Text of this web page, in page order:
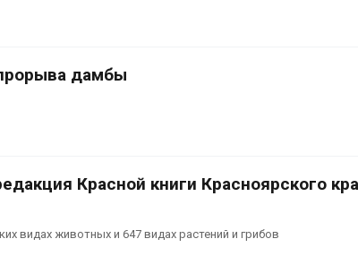
дамбы
Красной книги Красноярского
видах животных и 647 видах растений и грибов